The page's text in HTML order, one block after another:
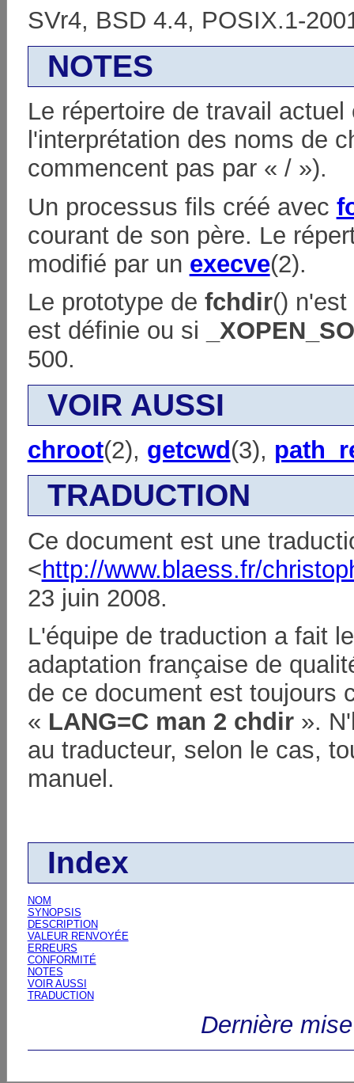
SVr4, BSD 4.4, POSIX.1-
NOTES
Le répertoire de travail
l'interprétation des noms de
commencent pas par « / »).
Un processus fils créé avec
courant de son père. Le
modifié par un execve(2).
Le prototype de fchdir()
est définie ou si
500.
VOIR AUSSI
chroot(2), getcwd(3),
TRADUCTION
Ce document est une
<http://www.blaess.fr/
23 juin 2008.
L'équipe de traduction a fait
adaptation française de
de ce document est toujours
« LANG=C man 2 chdir».
au traducteur, selon le cas,
manuel.
Index
NOM
SYNOPSIS
DESCRIPTION
VALEUR RENVOYÉE
ERREURS
CONFORMITÉ
NOTES
VOIR AUSSI
TRADUCTION
Dernière